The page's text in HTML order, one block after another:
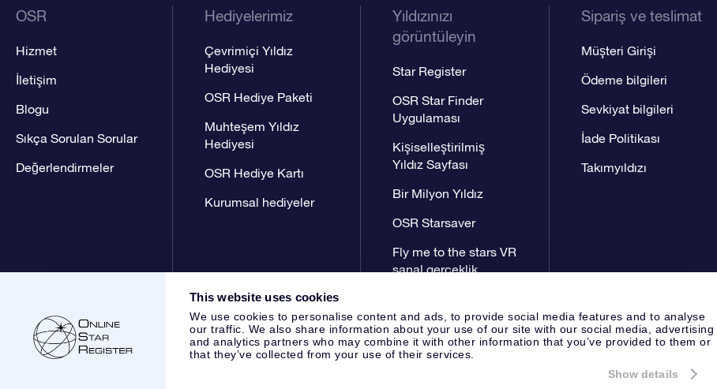
This website uses cookies
We use cookies to personalise content and ads, to provide social media features and to analyse
our traffic. We also share information about your use of our site with our social media, advertising
and analytics partners who may combine it with other information that you’ve provided to them or
that they’ve collected from your use of their services.
Show details
OSR
Hizmet
İletişim
Blogu
Sıkça Sorulan Sorular
Değerlendirmeler
Hediyelerimiz
Çevrimiçi Yıldız
Hediyesi
OSR Hediye Paketi
Muhteşem Yıldız
Hediyesi
OSR Hediye Kartı
Kurumsal hediyeler
Yıldızınızı
görüntüleyin
Star Register
OSR Star Finder
Uygulaması
Kişiselleştirilmiş
Yıldız Sayfası
Bir Milyon Yıldız
OSR Starsaver
Fly me to the stars VR
sanal gerçeklik
Sipariş ve teslimat
Müşteri Girişi
Ödeme bilgileri
Sevkiyat bilgileri
İade Politikası
Takımyıldızı
OSR Gizlilik Bildirimi